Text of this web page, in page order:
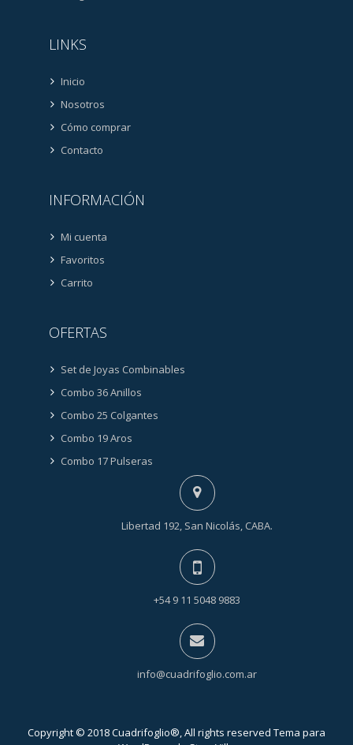
LINKS
Inicio
Nosotros
Cómo comprar
Contacto
INFORMACIÓN
Mi cuenta
Favoritos
Carrito
OFERTAS
Set de Joyas Combinables
Combo 36 Anillos
Combo 25 Colgantes
Combo 19 Aros
Combo 17 Pulseras
Libertad 192, San Nicolás, CABA.
+54 9 11 5048 9883
info@cuadrifoglio.com.ar
Copyright © 2018 Cuadrifoglio®, All rights reserved Tema para